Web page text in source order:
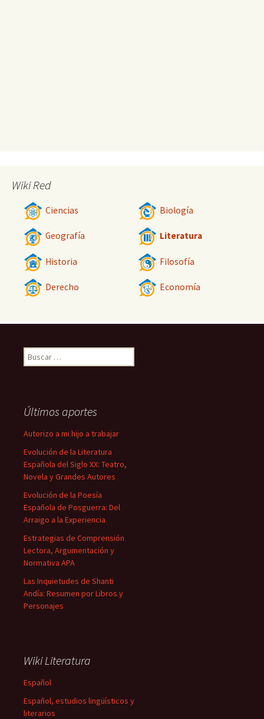
Wiki Red
Ciencias Biología
Geografía Literatura
Historia Filosofía
Derecho Economía
Buscar:
Últimos aportes
Autorizo a mi hijo a trabajar
Evolución de la Literatura
Española del Siglo XX: Teatro,
Novela y Grandes Autores
Evolución de la Poesía
Española de Posguerra: Del
Arraigo a la Experiencia
Estrategias de Comprensión
Lectora, Argumentación y
Normativa APA
Las Inquietudes de Shanti
Andía: Resumen por Libros y
Personajes
Wiki Literatura
Español
Español, estudios lingüísticos y
literarios